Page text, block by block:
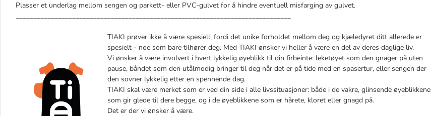
Plasser et underlag mellom sengen og parkett- eller PVC-gulvet for å hindre eventuell misfarging av gulvet.
______________________________________________________________________________
TIAKI prøver ikke å være spesiell, fordi det unike forholdet mellom deg og kjæledyret ditt allerede er
spesielt - noe som bare tilhører deg. Med TIAKI ønsker vi heller å være en del av deres daglige liv.
Vi ønsker å være involvert i hvert lykkelig øyeblikk til din firbeinte: leketøyet som den gnager på uten
pause, båndet som den utålmodig bringer til deg når det er på tide med en spasertur, eller sengen der
den sovner lykkelig etter en spennende dag.
TIAKI skal være merket som er ved din side i alle livssituasjoner: både i de vakre, glinsende øyeblikkene
som gir glede til dere begge, og i de øyeblikkene som er hårete, kloret eller gnagd på.
Det er der vi ønsker å være.